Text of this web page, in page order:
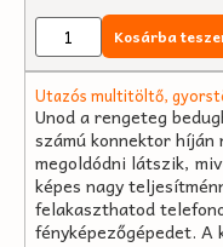
Kosárba
Utazós multitöltő,
Unod a rengeteg
számú konnektor híján
megoldódni látszik,
képes nagy
felakaszthatod
fényképezőgépedet.